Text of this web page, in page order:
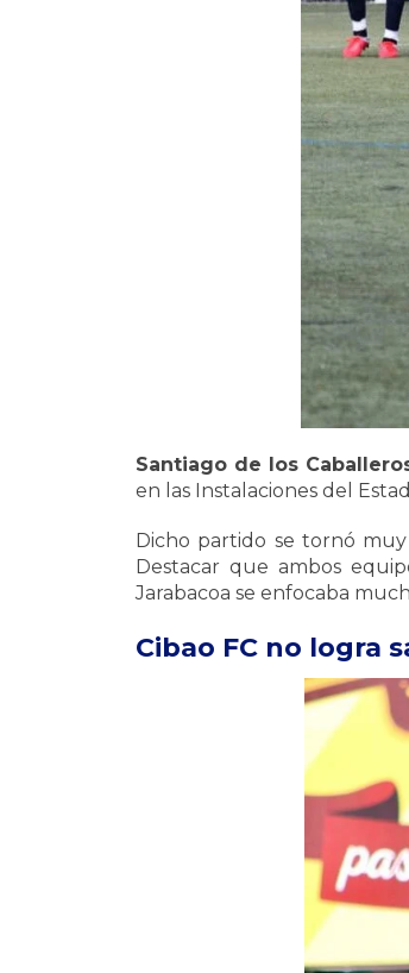
Santiago de los
en las Instalaciones del
Dicho partido se tornó
Destacar que ambos
Jarabacoa se enfocaba
Cibao FC no logra